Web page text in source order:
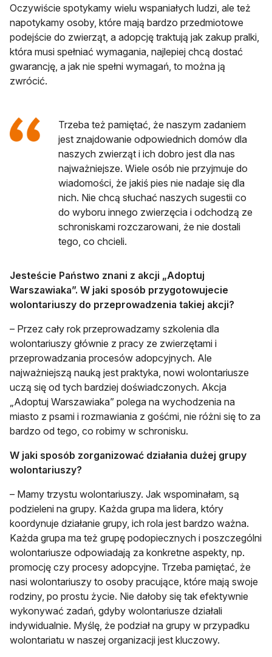
Oczywiście spotykamy wielu wspaniałych ludzi, ale też
napotykamy osoby, które mają bardzo przedmiotowe
podejście do zwierząt, a adopcję traktują jak zakup pralki,
która musi spełniać wymagania, najlepiej chcą dostać
gwarancję, a jak nie spełni wymagań, to można ją
zwrócić.
Trzeba też pamiętać, że naszym zadaniem
jest znajdowanie odpowiednich domów dla
naszych zwierząt i ich dobro jest dla nas
najważniejsze. Wiele osób nie przyjmuje do
wiadomości, że jakiś pies nie nadaje się dla
nich. Nie chcą słuchać naszych sugestii co
do wyboru innego zwierzęcia i odchodzą ze
schroniskami rozczarowani, że nie dostali
tego, co chcieli.
Jesteście Państwo znani z akcji „Adoptuj
Warszawiaka”. W jaki sposób przygotowujecie
wolontariuszy do przeprowadzenia takiej akcji?
– Przez cały rok przeprowadzamy szkolenia dla
wolontariuszy głównie z pracy ze zwierzętami i
przeprowadzania procesów adopcyjnych. Ale
najważniejszą nauką jest praktyka, nowi wolontariusze
uczą się od tych bardziej doświadczonych. Akcja
„Adoptuj Warszawiaka” polega na wychodzenia na
miasto z psami i rozmawiania z gośćmi, nie różni się to za
bardzo od tego, co robimy w schronisku.
W jaki sposób zorganizować działania dużej grupy
wolontariuszy?
– Mamy trzystu wolontariuszy. Jak wspominałam, są
podzieleni na grupy. Każda grupa ma lidera, który
koordynuje działanie grupy, ich rola jest bardzo ważna.
Każda grupa ma też grupę podopiecznych i poszczególni
wolontariusze odpowiadają za konkretne aspekty, np.
promocję czy procesy adopcyjne. Trzeba pamiętać, że
nasi wolontariuszy to osoby pracujące, które mają swoje
rodziny, po prostu życie. Nie dałoby się tak efektywnie
wykonywać zadań, gdyby wolontariusze działali
indywidualnie. Myślę, że podział na grupy w przypadku
wolontariatu w naszej organizacji jest kluczowy.